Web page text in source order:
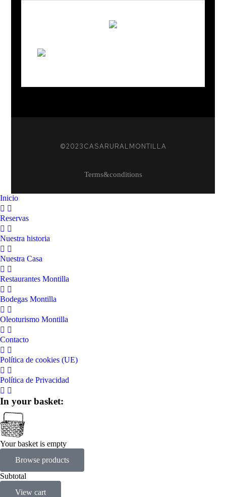
© 2023 CASA RURAL MONTILLA
Terms & conditions
Inicio
Reservas
Nuestra historia
Nuestra Casa
Restaurantes Montilla
Bodegas Montilla
Oleoturismo Montilla
Contacto
Política de cookies (UE)
Política de Privacidad
In your basket:
Your basket is empty
Browse products
Subtotal
View cart